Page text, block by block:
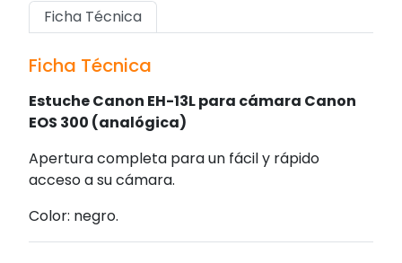
Ficha Técnica
Ficha Técnica
Estuche Canon EH-13L para cámara Canon
EOS 300 (analógica)
Apertura completa para un fácil y rápido
acceso a su cámara.
Color: negro.